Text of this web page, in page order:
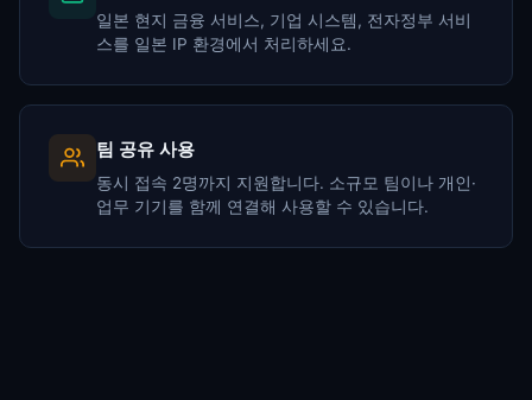
일본 현지 금융 서비스, 기업 시스템, 전자정부 서비
스를 일본 IP 환경에서 처리하세요.
팀 공유 사용
동시 접속 2명까지 지원합니다. 소규모 팀이나 개인·
업무 기기를 함께 연결해 사용할 수 있습니다.